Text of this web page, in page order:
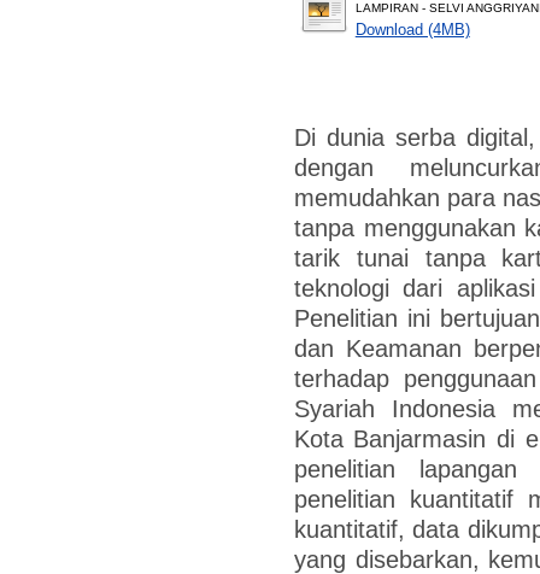
LAMPIRAN - SELVI
Download (4MB)
Di dunia serba
dengan
memudahkan para
tanpa menggunakan
tarik tunai tanpa
teknologi dari
Penelitian ini
dan Keamanan
terhadap
Syariah Indonesia
Kota Banjarmasin di
penelitian
penelitian kuantitatif
kuantitatif, data
yang disebarkan,